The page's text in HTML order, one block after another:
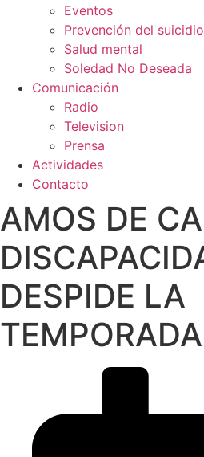
Eventos
Prevención del suicidio
Salud mental
Soledad No Deseada
Comunicación
Radio
Television
Prensa
Actividades
Contacto
AMOS DE
DESPIDE LA